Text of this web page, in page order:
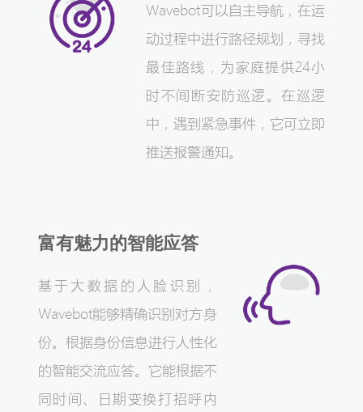
Wavebot可以自主导航，在运
动过程中进行路径规划，寻找
最佳路线，为家庭提供24小
时不间断安防巡逻。在巡逻
中，遇到紧急事件，它可立即
推送报警通知。
富有魅力的智能应答
基于大数据的人脸识别，
Wavebot能够精确识别对方身
份。根据身份信息进行人性化
的智能交流应答。它能根据不
同时间、日期变换打招呼内